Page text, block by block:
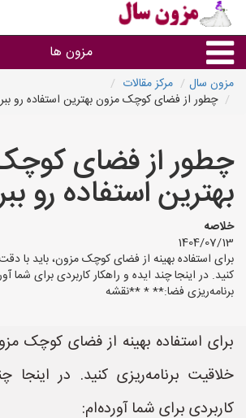
مزون ها
گروه ها
استان ها
مزون سال
مرکز مقالات
چطور از فضای کوچک مزون بهترین استفاده رو
چطور از فضای
بهترین استفاده رو
خلاصه
1404/07/13
برای استفاده بهینه از فضای کوچک مزون، باید با
برنامه‌ریزی فضا:** * **نقشه
برای استفاده بهینه از فضای کوچک
خلاقیت برنامه‌ریزی کنید. در اینجا
کاربردی برای شما آورده‌ام: